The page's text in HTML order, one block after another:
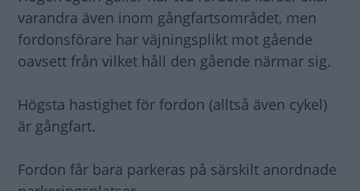
varandra även inom gångfartsområdet, men
fordonsförare har väjningsplikt mot gående
oavsett från vilket håll den gående närmar sig.
Högsta hastighet för fordon (alltså även cykel)
är gångfart.
Fordon får bara parkeras på särskilt anordnade